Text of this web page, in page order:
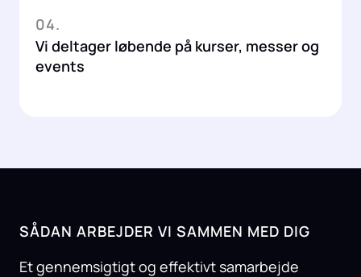
04.
Vi deltager løbende på kurser, messer og
events
SÅDAN ARBEJDER VI SAMMEN MED DIG
Et gennemsigtigt og effektivt samarbejde